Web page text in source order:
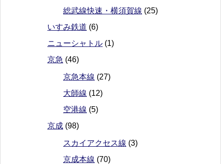
総武線快速・横須賀線 (25)
いすみ鉄道 (6)
ニューシャトル (1)
京急 (46)
京急本線 (27)
大師線 (12)
空港線 (5)
京成 (98)
スカイアクセス線 (3)
京成本線 (70)